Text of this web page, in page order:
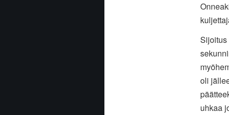
Sijoitus
oli
uhkaa